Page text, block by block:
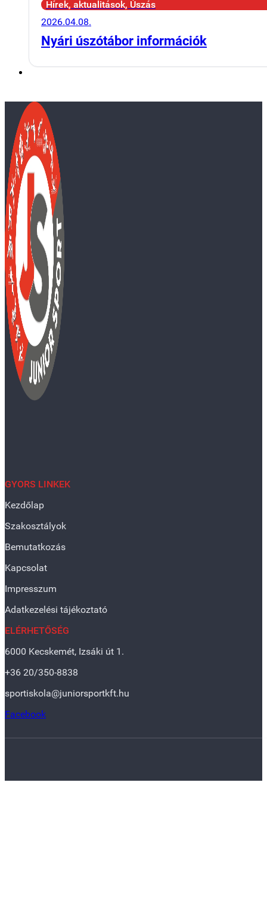
Hírek, aktualitások, Úszás
2026.04.08.
Nyári úszótábor információk
GYORS LINKEK
Kezdőlap
Szakosztályok
Bemutatkozás
Kapcsolat
Impresszum
Adatkezelési tájékoztató
ELÉRHETŐSÉG
6000 Kecskemét, Izsáki út 1.
+36 20/350-8838
sportiskola@juniorsportkft.hu
Facebook